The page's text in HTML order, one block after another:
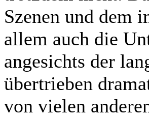
Szenen und dem
allem auch die
angesichts der
übertrieben
von vielen